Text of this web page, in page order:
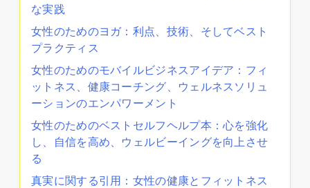
な実践
女性のためのヨガ：利点、技術、そしてベスト
プラクティス
女性のためのモバイルビジネスアイデア：フィ
ットネス、健康コーチング、ウェルネスソリュ
ーションのエンパワーメント
女性のためのベストセルフヘルプ本：心を強化
し、自信を高め、ウェルビーイングを向上させ
る
真実に関する引用：女性の健康とフィットネス